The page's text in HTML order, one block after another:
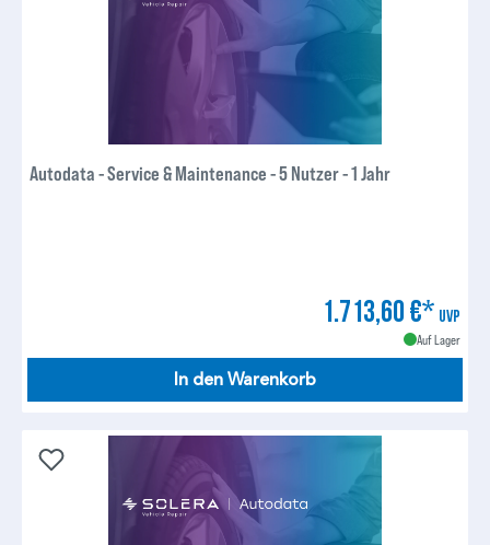
Autodata - Service & Maintenance - 5 Nutzer - 1 Jahr
1.713,60 €* UVP
Auf Lager
In den Warenkorb